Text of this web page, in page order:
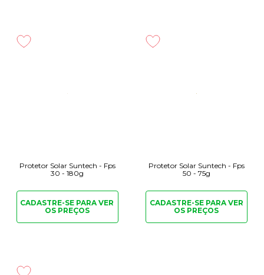
Protetor Solar Suntech - Fps
30 - 180g
CADASTRE-SE PARA VER
OS PREÇOS
Protetor Solar Suntech - Fps
50 - 75g
CADASTRE-SE PARAVER
OS PREÇOS